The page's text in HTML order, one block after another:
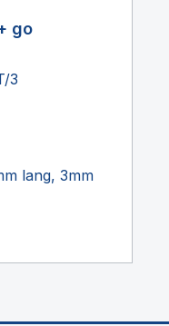
go
3
lang, 3mm